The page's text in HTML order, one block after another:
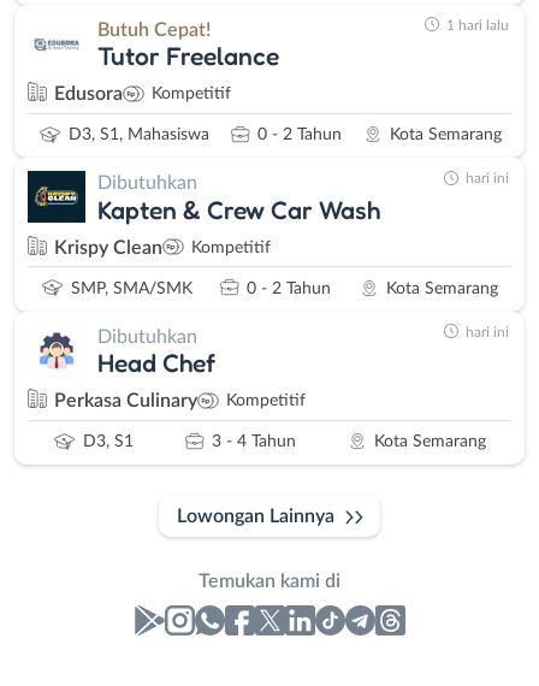
Butuh Cepat!
Tutor Freelance
Edusora Kompetitif
D3, S1, Mahasiswa 0 - 2 Tahun Kota Semarang
1 hari lalu
Dibutuhkan
Kapten & Crew Car Wash
Krispy Clean Kompetitif
SMP, SMA/SMK 0 - 2 Tahun Kota Semarang
hari ini
Dibutuhkan
Head Chef
Perkasa Culinary Kompetitif
D3, S1 3 - 4 Tahun Kota Semarang
hari ini
Lowongan Lainnya
Temukan kami di